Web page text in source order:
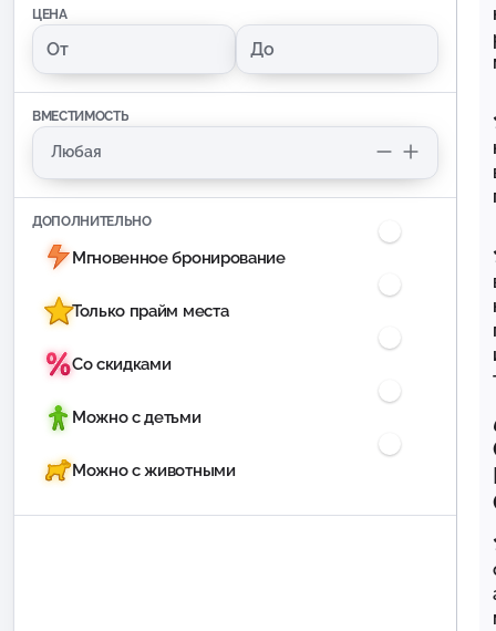
ЦЕНА
ВМЕСТИМОСТЬ
ДОПОЛНИТЕЛЬНО
Мгновенное бронирование
Только прайм места
Со скидками
Можно с детьми
Можно с животными